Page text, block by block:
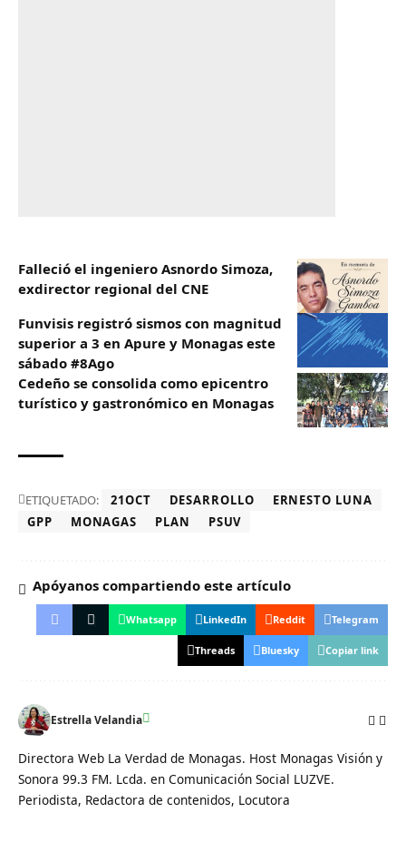
Falleció el ingeniero Asnordo Simoza,
exdirector regional del CNE
Funvisis registró sismos con magnitud
superior a 3 en Apure y Monagas este
sábado #8Ago
Cedeño se consolida como epicentro
turístico y gastronómico en Monagas
ETIQUETADO: 21OCT DESARROLLO
ERNESTO LUNA
GPP
MONAGAS PLAN PSUV
Apóyanos compartiendo este artículo
Whatsapp LinkedIn Reddit Telegram
Threads Bluesky Copiar link
Estrella Velandia
Directora Web La Verdad de Monagas. Host Monagas Visión y
Sonora 99.3 FM. Lcda. en Comunicación Social LUZVE.
Periodista, Redactora de contenidos, Locutora